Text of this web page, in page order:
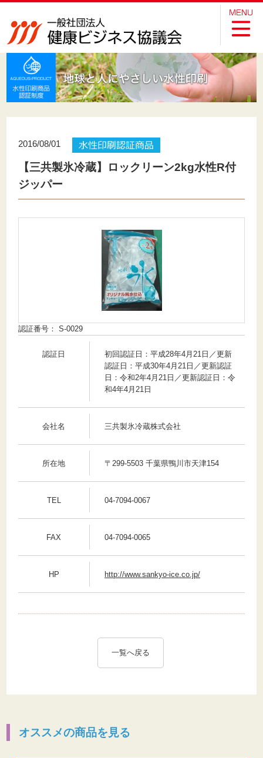
2016/08/01
【三共製氷冷蔵】ロックリーン2kg水性R付
ジッパー
認証番号： S-0029
認証日
初回認証日：平成28年4月21日／更新
認証日：平成30年4月21日／更新認証
日：令和2年4月21日／更新認証日：令
和4年4月21日
会社名 三共製氷冷蔵株式会社
所在地 〒299-5503 千葉県鴨川市天津154
TEL 04-7094-0067
FAX 04-7094-0065
HP http://www.sankyo-ice.co.jp/
一覧へ戻る
オススメの商品を見る